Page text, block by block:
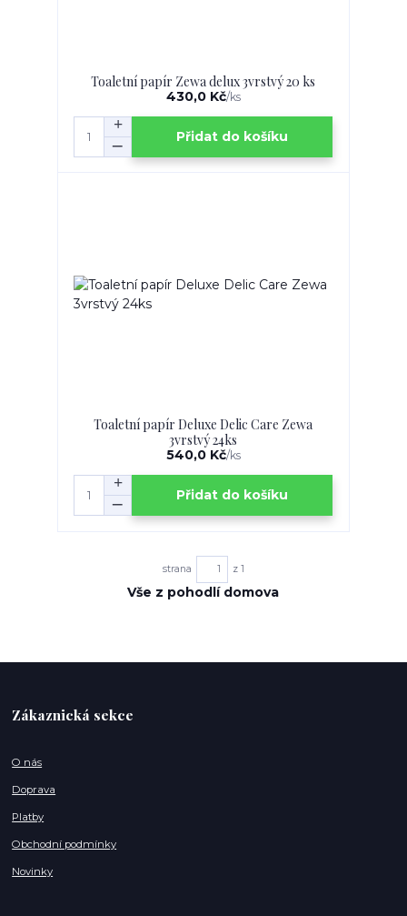
Toaletní papír Zewa delux 3vrstvý 20 ks
430,0 Kč/ks
Přidat do košíku
Toaletní papír Deluxe Delic Care Zewa
3vrstvý 24ks
540,0 Kč/ks
Přidat do košíku
strana z 1
Vše z pohodlí domova
Zákaznická sekce
O nás
Doprava
Platby
Obchodní podmínky
Novinky